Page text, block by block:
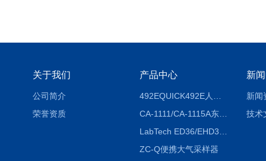
关于我们
公司简介
荣誉资质
产品中心
CA-1111/CA-1115A东京理化EYELA CA-1111/CA-1115A冷却水循环装置
ZC-Q便携大气采样器
新
新闻
技术